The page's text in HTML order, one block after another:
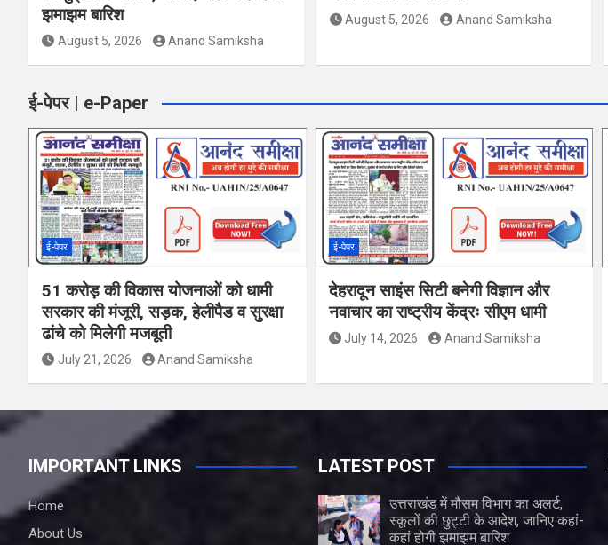
झमाझम बारिश
August 5, 2026 Anand Samiksha
August 5, 2026 Anand Samiksha
ई-पेपर | e-Paper
ई-पेपर
51 करोड़ की विकास योजनाओं को धामी
सरकार की मंजूरी, सड़क, हेलीपैड व सुरक्षा
ढांचे को मिलेगी मजबूती
July 21, 2026 Anand Samiksha
ई-पेपर
देहरादून साइंस सिटी बनेगी विज्ञान और
नवाचार का राष्ट्रीय केंद्रः सीएम धामी
July 14, 2026 Anand Samiksha
IMPORTANT LINKS
Home
About Us
LATEST POST
उत्तराखंड में मौसम विभाग का अलर्ट,
स्कूलों की छुट्टी के आदेश, जानिए कहां-
कहां होगी झमाझम बारिश